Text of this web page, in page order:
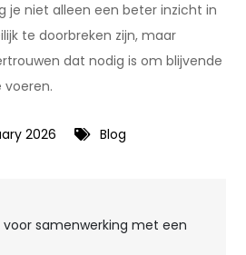
je niet alleen een beter inzicht in
te doorbreken zijn, maar
dat nodig is om blijvende
voeren.
2026 Blog
samenwerking met een